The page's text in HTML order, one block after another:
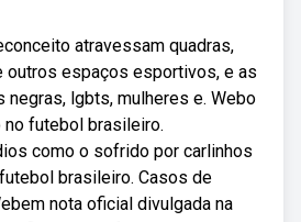
atravessam quadras,
outros espaços esportivos, e as
lgbts, mulheres e. Webo
futebol brasileiro.
como o sofrido por carlinhos
brasileiro. Casos de
nota oficial divulgada na